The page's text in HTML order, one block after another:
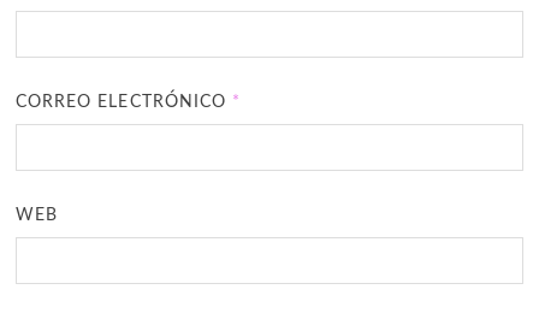
CORREO ELECTRÓNICO *
WEB